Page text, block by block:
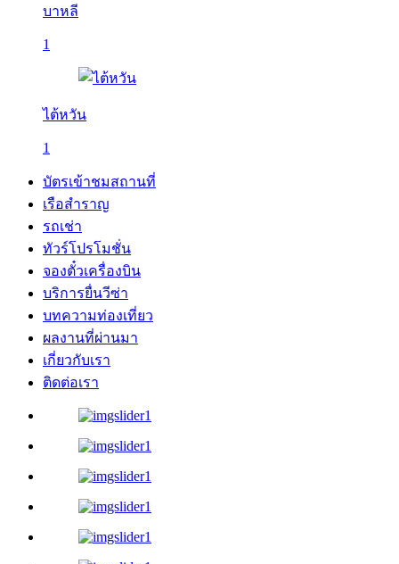
บาหลี
1
ไต้หวัน
1
บัตรเข้าชมสถานที่
เรือสำราญ
รถเช่า
ทัวร์โปรโมชั่น
จองตั๋วเครื่องบิน
บริการยื่นวีซ่า
บทความท่องเที่ยว
ผลงานที่ผ่านมา
เกี่ยวกับเรา
ติดต่อเรา